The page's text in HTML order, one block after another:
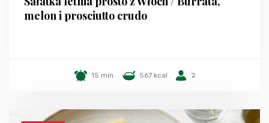
melon i prosciutto crudo
15 min. 567 kcal 2